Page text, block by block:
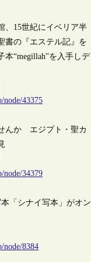
、15世紀にイベリア半
書の『エステル記』を
本“megillah”を入手しデ
node/43375
んか エジプト・聖カ
node/34379
「シナイ写本」がオン
node/8384